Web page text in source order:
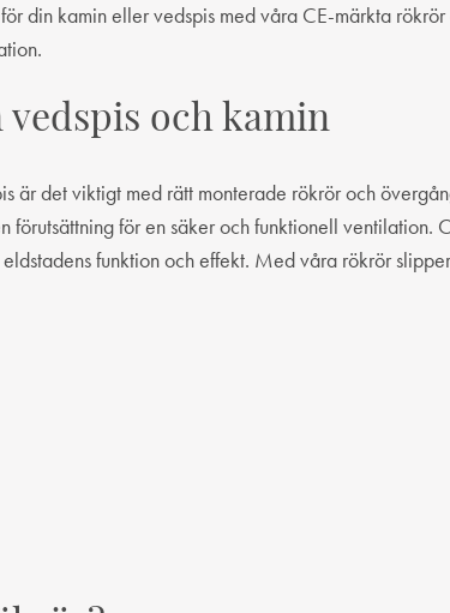
din kamin eller vedspis med våra CE-märkta
och kamin
är det viktigt med rätt monterade rökrör och
förutsättning för en säker och funktionell ventilation.
funktion och effekt. Med våra rökrör